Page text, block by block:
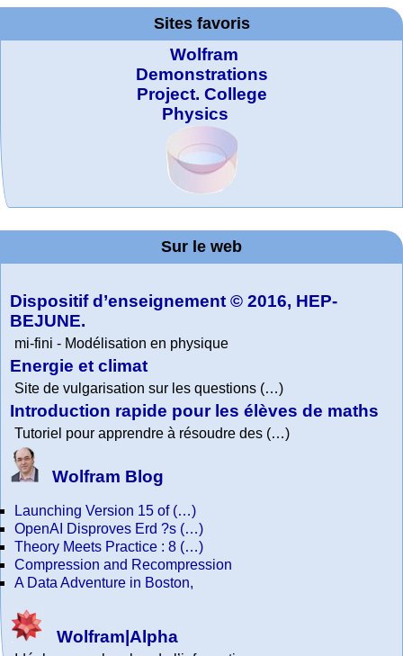
Sites favoris
Office fédéral de
la statistique
Wolfram
Demonstrations
Project. College
Physics
Wolfram web
resources
Arts-Scènes
Wolfram
Education Portal
WolframTones :
Generate a
Composition
La société 2018
expliquée à mon
grand-père
TED Talks
MATHCURVE.CO
M
Online math
practice and
lessons
Sur le web
Dispositif d’enseignement © 2016, HEP-
BEJUNE.
mi-fini - Modélisation en physique
Energie et climat
Site de vulgarisation sur les questions (…)
Introduction rapide pour les élèves de maths
Tutoriel pour apprendre à résoudre des (…)
Wolfram Blog
Launching Version 15 of (…)
OpenAI Disproves Erd ?s (…)
Theory Meets Practice : 8 (…)
Compression and Recompression
A Data Adventure in Boston,
Wolfram|Alpha